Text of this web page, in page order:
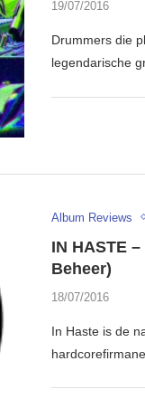
19/07/2016
Drummers die
legendarische
Album Reviews
IN HASTE
Beheer)
18/07/2016
In Haste is de